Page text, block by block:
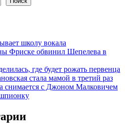
школу вокала
Фриске обвинил Шепелева в
где будет рожать первенца
стала мамой в третий раз
снимается с Джоном Малковичем